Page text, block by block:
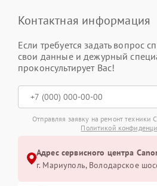
Контактная информация
Если требуется задать вопрос
свои данные и дежурный
проконсультирует Вас!
Отправляя заявку на ремонт техники
Политикой
Адрес сервисного центра
г. Мариуполь, Володарское